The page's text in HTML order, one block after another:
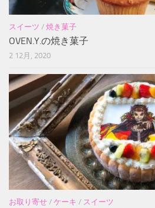
スイーツ / 焼き菓子
OVEN.Y.の焼き菓子
2 12月, 2020
お取り寄せ / ケーキ / スイーツ